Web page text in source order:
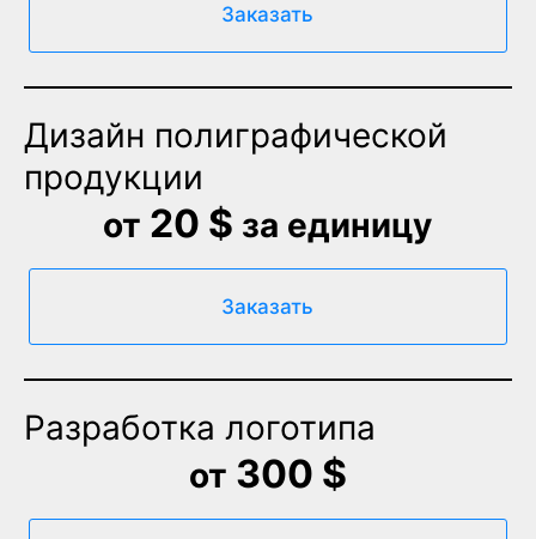
Заказать
Дизайн полиграфической
продукции
от 20 $ за единицу
Заказать
Разработка логотипа
от 300 $